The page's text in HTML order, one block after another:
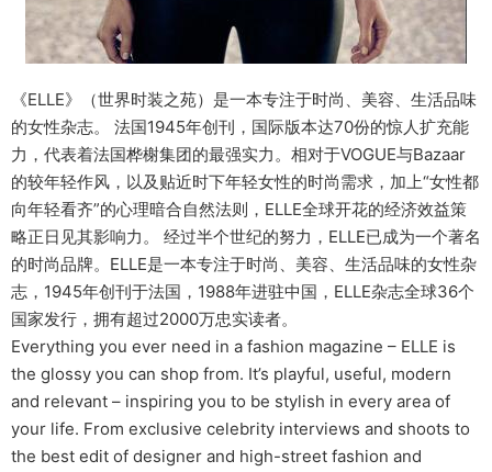
《ELLE》（世界时装之苑）是一本专注于时尚、美容、生活品味
的女性杂志。 法国1945年创刊，国际版本达70份的惊人扩充能
力，代表着法国桦榭集团的最强实力。相对于VOGUE与Bazaar
的较年轻作风，以及贴近时下年轻女性的时尚需求，加上“女性都
向年轻看齐”的心理暗合自然法则，ELLE全球开花的经济效益策
略正日见其影响力。 经过半个世纪的努力，ELLE已成为一个著名
的时尚品牌。ELLE是一本专注于时尚、美容、生活品味的女性杂
志，1945年创刊于法国，1988年进驻中国，ELLE杂志全球36个
国家发行，拥有超过2000万忠实读者。
Everything you ever need in a fashion magazine – ELLE is
the glossy you can shop from. It’s playful, useful, modern
and relevant – inspiring you to be stylish in every area of
your life. From exclusive celebrity interviews and shoots to
the best edit of designer and high-street fashion and